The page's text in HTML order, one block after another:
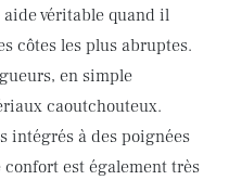
véritable quand il
côtes les plus abruptes.
en simple
caoutchouteux.
intégrés à des poignées
est également très